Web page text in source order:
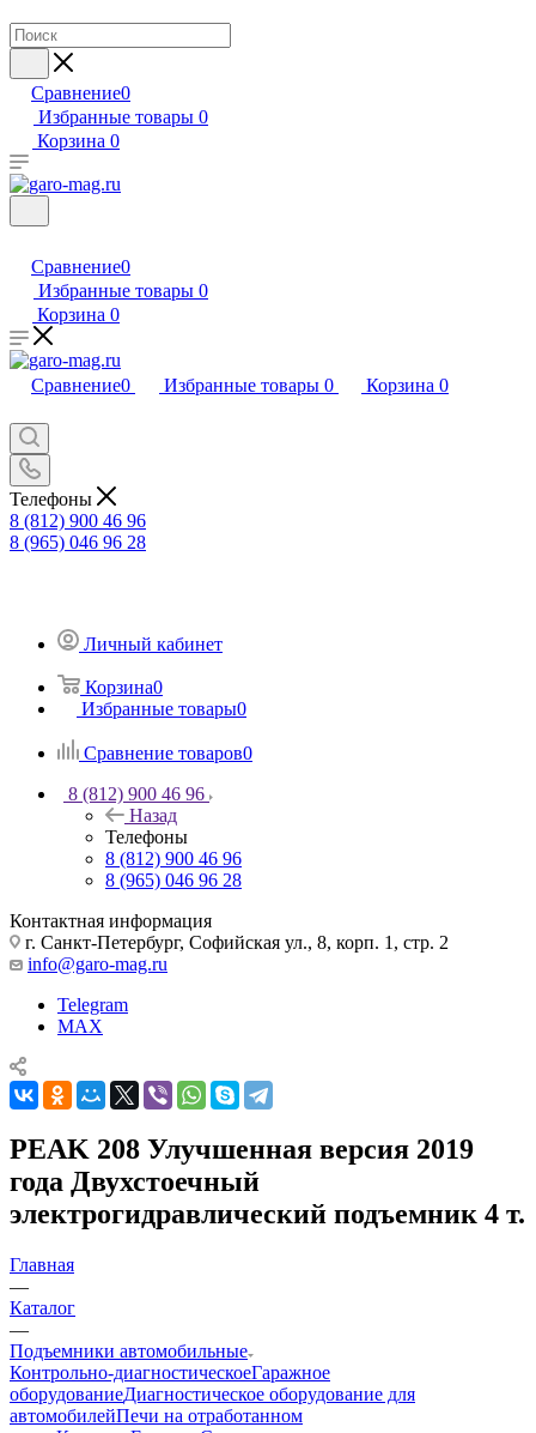
Сравнение0
Избранные товары 0
Корзина 0
Сравнение0
Избранные товары 0
Корзина 0
Сравнение0 Избранные товары 0 Корзина 0
Телефоны
8 (812) 900 46 96
8 (965) 046 96 28
Личный кабинет
Корзина0
Избранные товары0
Сравнение товаров0
8 (812) 900 46 96
Назад
Телефоны
8 (812) 900 46 96
8 (965) 046 96 28
Контактная информация
г. Санкт-Петербург, Софийская ул., 8, корп. 1, стр. 2
info@garo-mag.ru
Telegram
MAX
PEAK 208 Улучшенная версия 2019
года Двухстоечный
электрогидравлический подъемник 4 т.
Главная
—
Каталог
—
Подъемники автомобильные
Контрольно-диагностическоеГаражное
оборудованиеДиагностическое оборудование для
автомобилейПечи на отработанном